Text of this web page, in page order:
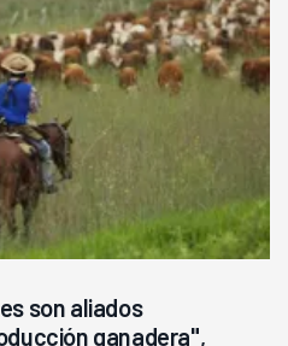
son aliados
ganadera",